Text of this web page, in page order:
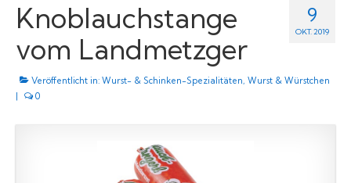
Brotzeit & Genuss
Spirituosen
Trachtenmode
9
OKT. 2019
Knoblauchstange
vom Landmetzger
Veröffentlicht in: Wurst- & Schinken-Spezialitäten, Wurst & Würstchen
0